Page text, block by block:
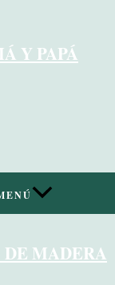
Y PAPÁ
DE MADERA